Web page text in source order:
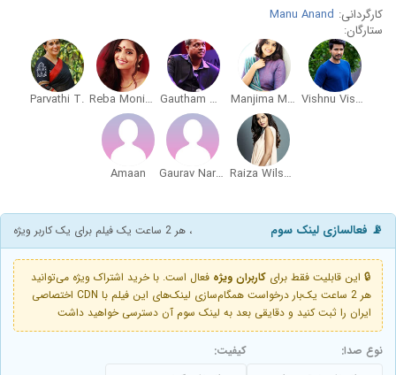
کارگردانی: Manu Anand
ستارگان:
Vishnu Vishal
Manjima Mohan
Gautham Menon
Reba Monica John
Parvathi T.
Raiza Wilson
Gaurav Narayanan
Amaan
📡 فعالسازی لینک سوم ، هر 2 ساعت یک فیلم برای یک کاربر ویژه
🔒 این قابلیت فقط برای کاربران ویژه فعال است. با خرید اشتراک ویژه می‌توانید
هر 2 ساعت یک‌بار درخواست همگام‌سازی لینک‌های این فیلم با CDN اختصاصی
ایران را ثبت کنید و دقایقی بعد به لینک سوم آن دسترسی خواهید داشت
نوع صدا: کیفیت: